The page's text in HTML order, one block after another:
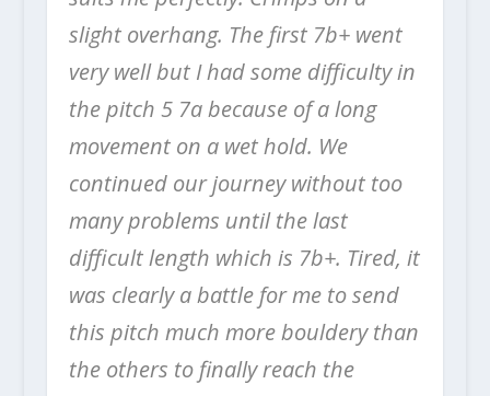
slight overhang. The first 7b+ went
very well but I had some difficulty in
the pitch 5 7a because of a long
movement on a wet hold. We
continued our journey without too
many problems until the last
difficult length which is 7b+. Tired, it
was clearly a battle for me to send
this pitch much more bouldery than
the others to finally reach the